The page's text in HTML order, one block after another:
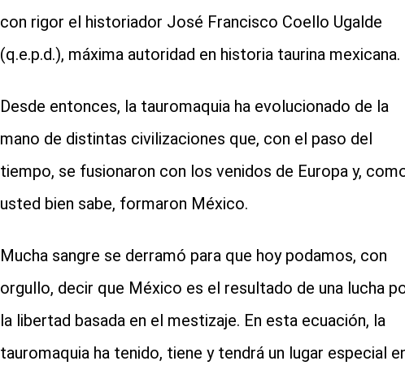
con rigor el historiador José Francisco Coello Ugalde
(q.e.p.d.), máxima autoridad en historia taurina mexicana.
Desde entonces, la tauromaquia ha evolucionado de la
mano de distintas civilizaciones que, con el paso del
tiempo, se fusionaron con los venidos de Europa y,
usted bien sabe, formaron México.
Mucha sangre se derramó para que hoy podamos, con
orgullo, decir que México es el resultado de una lucha
la libertad basada en el mestizaje. En esta ecuación, la
tauromaquia ha tenido, tiene y tendrá un lugar especial